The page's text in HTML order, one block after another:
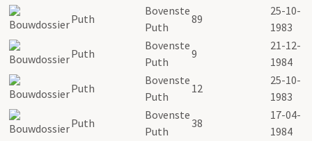
Puth
Bovenste
Puth
89
25-10-
1983
Puth
Bovenste
Puth
9
21-12-
1984
Puth
Bovenste
Puth
12
25-10-
1983
Puth
Bovenste
Puth
38
17-04-
1984